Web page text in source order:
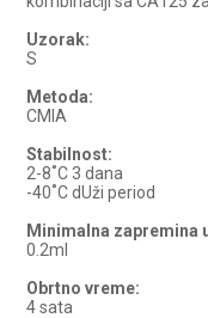
Uzorak:
S
Metoda:
CMIA
Stabilnost:
2-8˚C 3 dana
-40˚C dUži period
Minimalna zapremina
0.2ml
Obrtno vreme:
4 sata